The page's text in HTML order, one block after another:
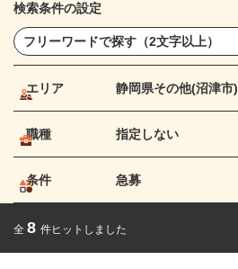
検索条件の設定
エリア 静岡県その他(沼津市)
職種 指定しない
条件 急募
全 8 件ヒットしました